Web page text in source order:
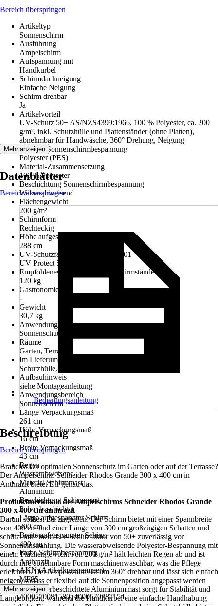
Bereich überspringen
Artikeltyp
Sonnenschirm
Ausführung
Ampelschirm
Aufspannung mit
Handkurbel
Schirmdachneigung
Einfache Neigung
Schirm drehbar
Ja
Artikelvorteil
UV-Schutz 50+ AS/NZS4399:1966, 100 % Polyester, ca. 200
g/m², inkl. Schutzhülle und Plattenständer (ohne Platten),
abnehmbar für Handwäsche, 360° Drehung, Neigung
Material Sonnenschirmbespannung
Polyester (PES)
Material-Zusammensetzung
100 % Polyester
Beschichtung Sonnenschirmbespannung
Wasserabweisend
Flächengewicht
200 g/m²
Schirmform
Rechteckig
Höhe aufgespannter Schirm
288 cm
UV-Schutzfaktor nach Standard 801
UV Protect 50+
Empfohlenes Mindestgewicht Schirmständer
120 kg
Gastronomie
-
Gewicht
30,7 kg
Anwendung
Sonnenschutz
Räume
Garten, Terrasse
Im Lieferumfang enthalten
Schutzhülle, Kreuzfuß, Aufbauanleitung
Aufbauhinweis
siehe Montageanleitung
Anwendungsbereich
Sonnenschirm
Länge Verpackungsmaß
261 cm
Höhe Verpackungsmaß
16 cm
Breite Verpackungsmaß
43 cm
Regen
Wasserabweisend
Material Schirmmast
Aluminium
Beschichtung Schirmmast
Pulverbeschichtet
Länge aufgespannter Schirm
300 cm
Breite aufgespannter Schirm
400 cm
Farbe Schirmbespannung
Anthrazit
AKN (Artikelkurznummer)
MF85
EAN
4000570081580, 4000570787154
Mehr anzeigen
Datenblätter
Bereich überspringen
Bedienungsanleitung
Beschreibung
Bereich überspringen
Brauchst Du optimalen Sonnenschutz im Garten oder auf der Terrasse?
Der Ampelschirm Schneider Rhodos Grande 300 x 400 cm in
Anthrazit bietet Dir genau das.
Produktmerkmale des Ampelschirms Schneider Rhodos Grande
300 x 400 cm anthrazit
Darum solltest Du zugreifen: Der Schirm bietet mit einer Spannbreite
von 400 cm und einer Länge von 300 cm großzügigen Schatten und
schützt mit einem UV-Schutzfaktor von 50+ zuverlässig vor
Sonneneinstrahlung. Die wasserabweisende Polyester-Bespannung mit
einem Flächengewicht von 200 g/m² hält leichten Regen ab und ist
durch ihre abnehmbare Form maschinenwaschbar, was die Pflege
erleichtert. Der Ampelschirm ist um 360° drehbar und lässt sich einfach
neigen, sodass er flexibel auf die Sonnenposition angepasst werden
kann. Der pulverbeschichtete Aluminiummast sorgt für Stabilität und
Langlebigkeit, während die Handkurbel eine einfache Handhabung
Mehr anzeigen